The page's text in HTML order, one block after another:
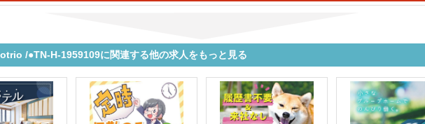
/●TN-H-1959109に関連する他の求人をもっと見る